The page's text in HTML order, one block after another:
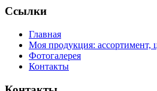
Ссылки
Главная
Моя продукция: ассортимент,
Фотогалерея
Контакты